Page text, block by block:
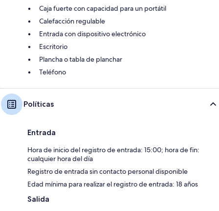
Caja fuerte con capacidad para un portátil
Calefacción regulable
Entrada con dispositivo electrónico
Escritorio
Plancha o tabla de planchar
Teléfono
Políticas
Entrada
Hora de inicio del registro de entrada: 15:00; hora de fin:
cualquier hora del día
Registro de entrada sin contacto personal disponible
Edad mínima para realizar el registro de entrada: 18 años
Salida